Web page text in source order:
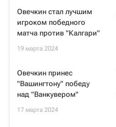
Овечкин стал лучшим
игроком победного
матча против "Калгари"
19 марта 2024
Овечкин принес
"Вашингтону" победу
над "Ванкувером"
17 марта 2024